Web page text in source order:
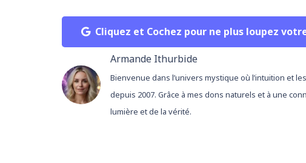
Cliquez et Cochez pour ne plus loupez
Armande Ithurbide
Bienvenue dans l’univers mystique où l’intuition et
depuis 2007. Grâce à mes dons naturels et à une
lumière et de la vérité.